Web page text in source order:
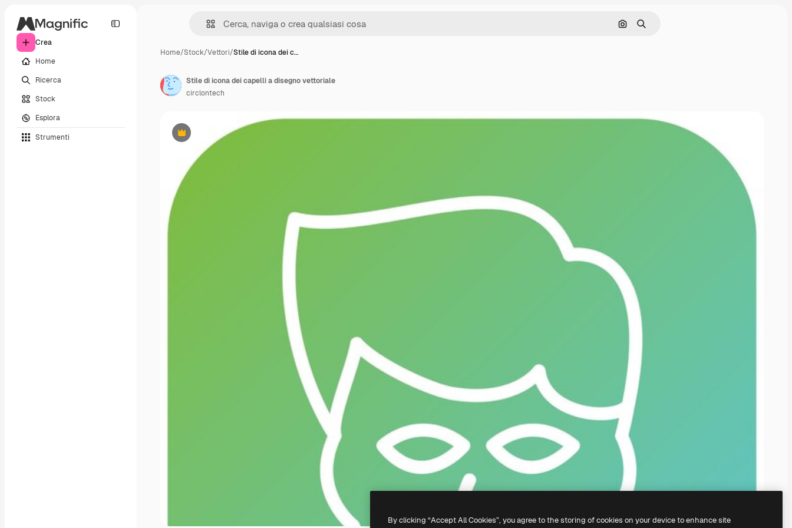
Crea
Home
Ricerca
Stock
Esplora
Strumenti
Cerca per immagine
Ricerca
Home/Stock/Vettori/Stile di icona dei c…
Premium
Stile di icona dei capelli a disegno vettoriale
circlontech
By clicking “Accept All Cookies”, you agree to the storing of cookies on your device to enhance site